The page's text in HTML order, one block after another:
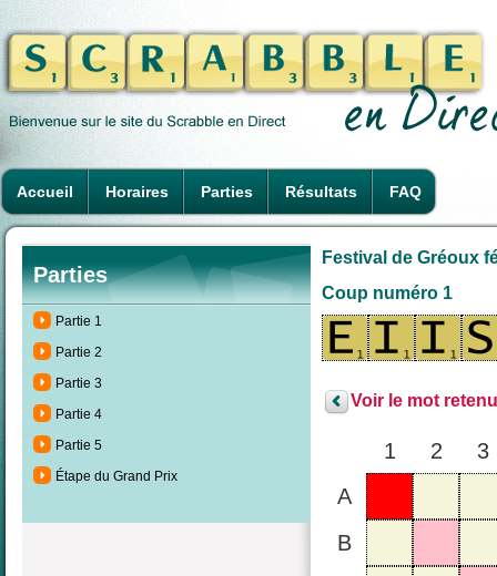
Accueil Horaires Parties Résultats FAQ
Parties
Partie 1
Partie 2
Partie 3
Partie 4
Partie 5
Étape du Grand Prix
Festival de Gréoux
Coup numéro 1
Voir le mot
1 2
3
A
B